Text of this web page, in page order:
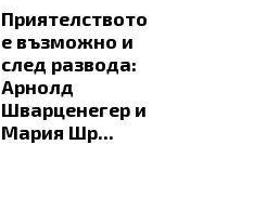
Приятелството
е възможно и
след развода:
Арнолд
Шварценегер и
Мария Шр...